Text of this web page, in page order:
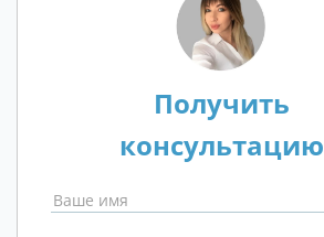
Получить
консультацию